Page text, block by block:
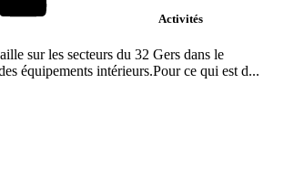
Activités
sur les secteurs du 32 Gers dans le
équipements intérieurs.Pour ce qui est d...